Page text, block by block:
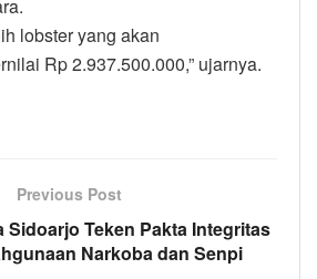
lobster yang akan
Rp 2.937.500.000,” ujarnya.
Previous Post
Sidoarjo Teken Pakta Integritas
Narkoba dan Senpi